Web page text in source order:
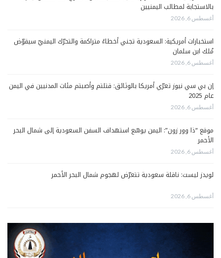
بالاستجابة لمطالب اليمنيين
أغسطس 6, 2026
استخبارات أمريكية: السعودية تجني أخطاءً متراكمة والتحرّك اليمنيّ سيقوّض
مُلك ابن سلمان
أغسطس 6, 2026
إن بي سي نيوز تعرّي أمريكا بالوثائق: قتلتم وأصبتم مئات المدنيين في اليمن
عام 2025
أغسطس 6, 2026
موقع “ذا وور زون”: اليمن يوسّع استهداف السفن السعودية إلى شمال البحر
الأحمر
أغسطس 6, 2026
لويدز ليست: ناقلة سعودية تتعرّض لهجوم شمال البحر الأحمر
أغسطس 6, 2026